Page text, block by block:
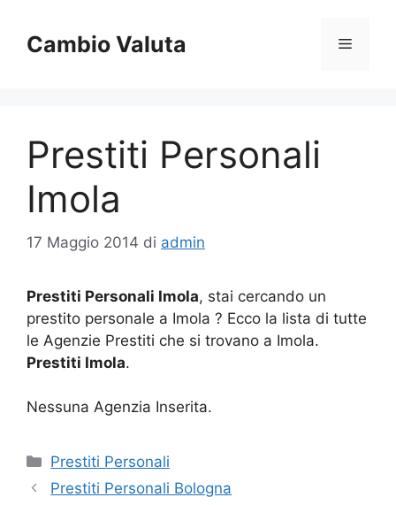
contenuto
Cambio Valuta Menu
Prestiti Personali
Imola
17 Maggio 2014 di admin
Prestiti Personali Imola, stai cercando un
prestito personale a Imola ? Ecco la lista di tutte
le Agenzie Prestiti che si trovano a Imola.
Prestiti Imola.
Nessuna Agenzia Inserita.
Categorie
Prestiti Personali
Prestiti Personali Bologna